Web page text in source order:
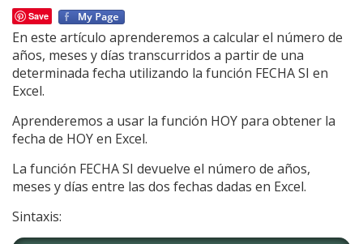
Save
En este artículo aprenderemos a calcular el número de
años, meses y días transcurridos a partir de una
determinada fecha utilizando la función FECHA SI en
Excel.
Aprenderemos a usar la función HOY para obtener la
fecha de HOY en Excel.
La función FECHA SI devuelve el número de años,
meses y días entre las dos fechas dadas en Excel.
Sintaxis: